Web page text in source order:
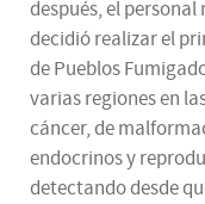
después, el
decidió realizar el
de Pueblos
varias regiones en
cáncer, de
endocrinos y
detectando desde